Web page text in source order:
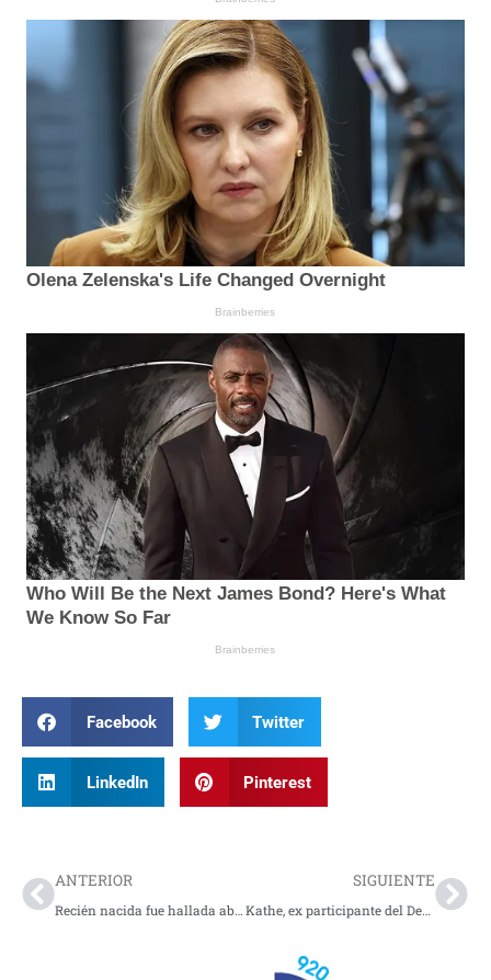
Facebook Twitter
LinkedIn Pinterest
ANTERIOR
Recién nacida fue hallada abandonada dentro de una bolsa en Quindío: su llanto permitió salvarle la vida
SIGUIENTE
Kathe, ex participante del Desafío, dio a luz